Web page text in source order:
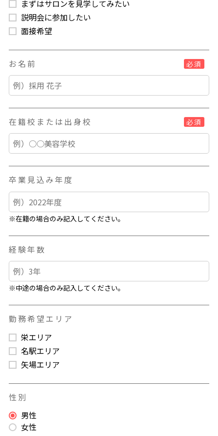
まずはサロンを見学してみたい
説明会に参加したい
面接希望
お名前 必須
在籍校または出身校 必須
卒業見込み年度
※在籍の場合のみ記入してください。
経験年数
※中途の場合のみ記入してください。
勤務希望エリア
栄エリア
名駅エリア
矢場エリア
性別
男性
女性